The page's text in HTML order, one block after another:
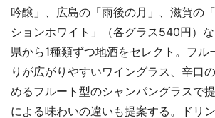
吟醸」、広島の「雨後の月」、滋賀の
ションホワイト」（各グラス540円）
県から1種類ずつ地酒をセレクト。フル
りが広がりやすいワイングラス、辛口
めるフルート型のシャンパングラスで
による味わいの違いも提案する。ドリ